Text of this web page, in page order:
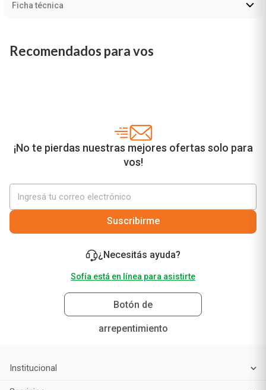
Ficha técnica
Recomendados para vos
¡No te pierdas nuestras mejores ofertas solo para
vos!
Suscribirme
¿Necesitás ayuda?
Sofía está en línea para asistirte
Botón de
arrepentimiento
Institucional